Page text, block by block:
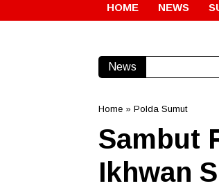
HOME NEWS
News
Home » Polda Sumut
Sambut
Ikhwan